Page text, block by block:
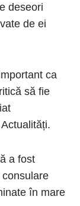
deseori
de ei
ca
să fie
a fost
în mare